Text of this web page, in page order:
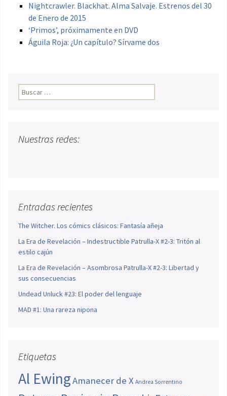
Nightcrawler. Blackhat. Alma Salvaje. Estrenos del 30
de Enero de 2015
‘Primos’, próximamente en DVD
Águila Roja: ¿Un capítulo? Sírvame dos
Buscar:
Nuestras redes:
Entradas recientes
The Witcher. Los cómics clásicos: Fantasía añeja
La Era de Revelación – Indestructible Patrulla-X #2-3: Tritón al
estilo cajún
La Era de Revelación – Asombrosa Patrulla-X #2-3: Libertad y
sus consecuencias
Undead Unluck #23: El poder del lenguaje
MAD #1: Una rareza nipona
Etiquetas
Al EwingAmanecer de X Andrea Sorrentino